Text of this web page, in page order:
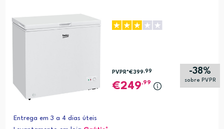
-38%
sobre PVPR
PVPR*€399,99
249,99
Entrega em 3 a 4 dias úteis